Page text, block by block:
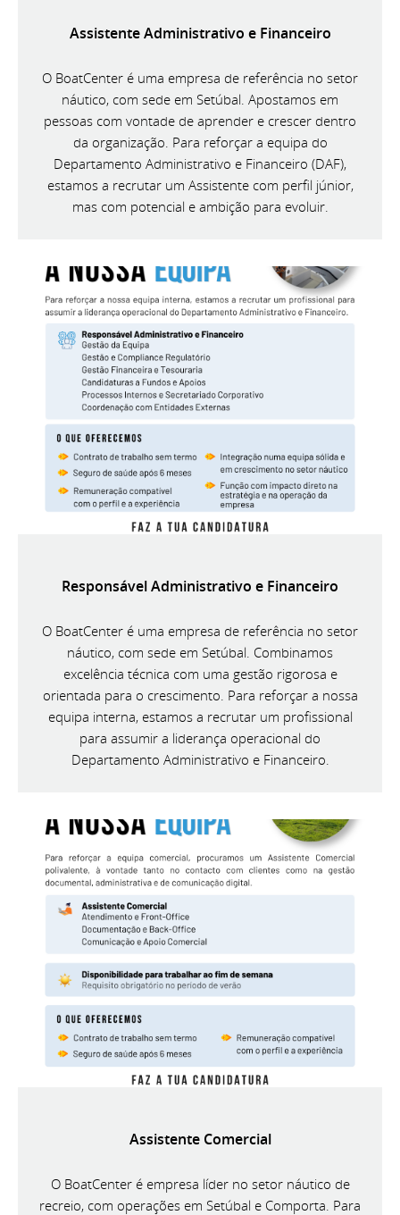
Assistente Administrativo e Financeiro
O BoatCenter é uma empresa de referência no setor
náutico, com sede em Setúbal. Apostamos em
pessoas com vontade de aprender e crescer dentro
da organização. Para reforçar a equipa do
Departamento Administrativo e Financeiro (DAF),
estamos a recrutar um Assistente com perfil júnior,
mas com potencial e ambição para evoluir.
Responsável Administrativo e Financeiro
O BoatCenter é uma empresa de referência no setor
náutico, com sede em Setúbal. Combinamos
excelência técnica com uma gestão rigorosa e
orientada para o crescimento. Para reforçar a nossa
equipa interna, estamos a recrutar um profissional
para assumir a liderança operacional do
Departamento Administrativo e Financeiro.
Assistente Comercial
O BoatCenter é empresa líder no setor náutico de
recreio, com operações em Setúbal e Comporta. Para